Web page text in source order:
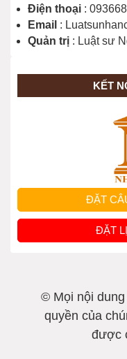
Điện thoại :
Email :
Quản trị : Luật sư
KẾT
ĐẶT
ĐẶT
© Mọi nội
quyền của
được